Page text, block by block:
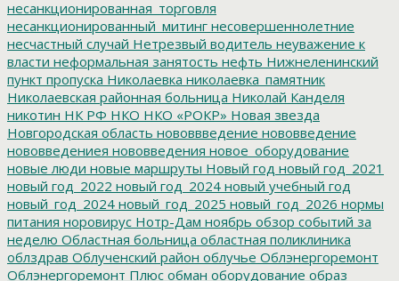
несанкционированная_торговля
несанкционированный_митинг несовершеннолетние
несчастный случай Нетрезвый водитель неуважение к
власти неформальная занятость нефть Нижнеленинский
пункт пропуска Николаевка николаевка_памятник
Николаевская районная больница Николай Канделя
никотин НК РФ НКО НКО «РОКР» Новая звезда
Новгородская область нововвведение нововведение
нововведениея нововведения новое_оборудование
новые люди новые маршруты Новый год новый год_2021
новый год_2022 новый год_2024 новый учебный год
новый_год_2024 новый_год_2025 новый_год_2026 нормы
питания норовирус Нотр-Дам ноябрь обзор событий за
неделю Областная больница областная поликлиника
облздрав Облученский район облучье Облэнергоремонт
Облэнергоремонт Плюс обман оборудование образ